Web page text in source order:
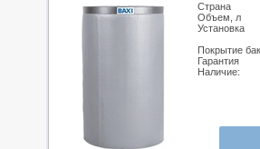
Страна
Объем, л
Установка
Покрытие
Гарантия
Наличие: